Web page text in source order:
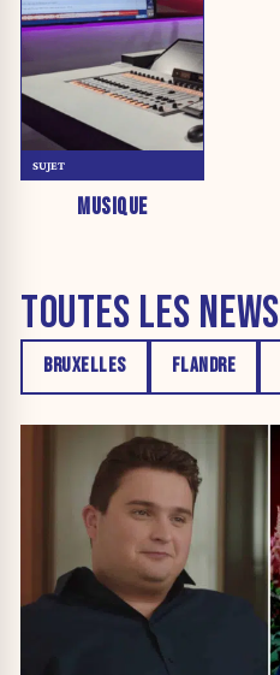
MUSIQUE
SUJET
TOUTES LES NEWS
BRUXELLES FLANDRE